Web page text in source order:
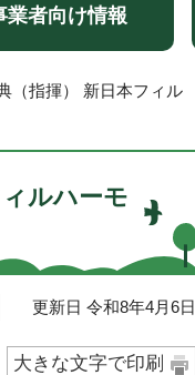
業者向け情報
（指揮） 新日本フィル
ルハーモ
更新日 令和8年4月6日
大きな文字で印刷